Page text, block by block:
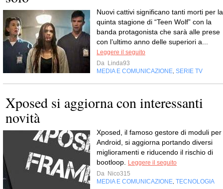
Nuovi cattivi significano tanti morti per la
quinta stagione di “Teen Wolf” con la
banda protagonista che sarà alle prese
con l’ultimo anno delle superiori a...
Leggere il seguito
Da Linda93
MEDIA E COMUNICAZIONE SERIE TV
Xposed si aggiorna con interessanti
novità
Xposed, il famoso gestore di moduli per
Android, si aggiorna portando diversi
miglioramenti e riducendo il rischio di
bootloop.
Leggere il seguito
Da Nico315
MEDIA E COMUNICAZIONE TECNOLOGIA